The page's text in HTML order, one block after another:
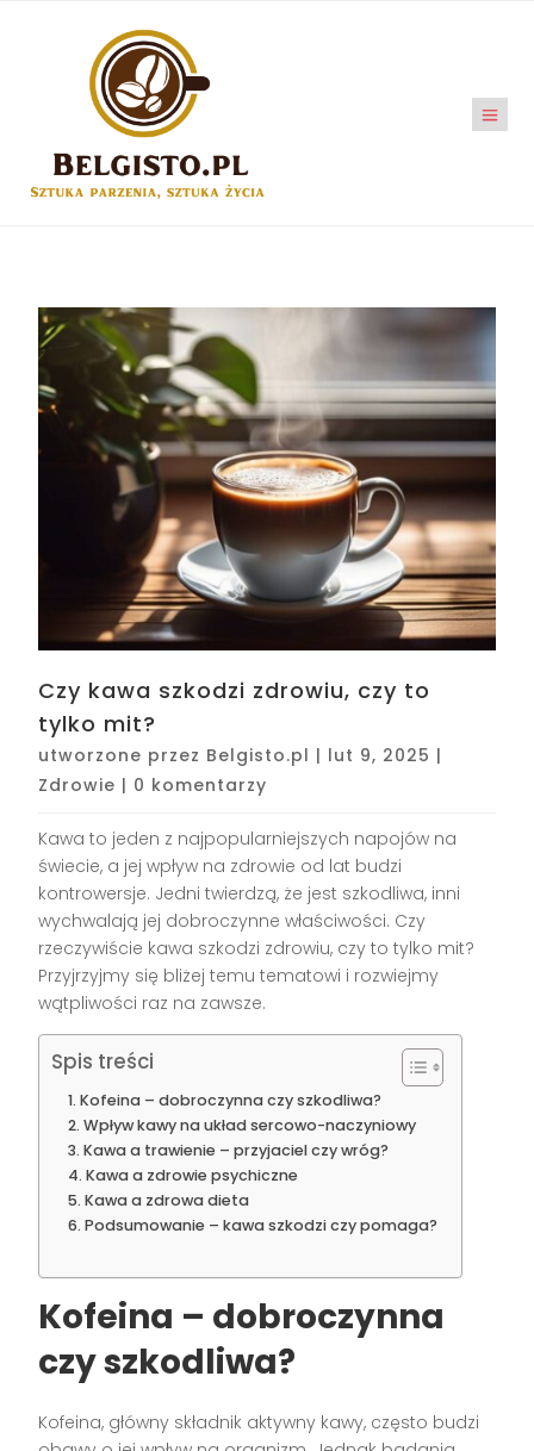
Czy kawa szkodzi zdrowiu, czy to
tylko mit?
utworzone przez Belgisto.pl | lut 9, 2025 |
Zdrowie | 0 komentarzy
Kawa to jeden z najpopularniejszych napojów na
świecie, a jej wpływ na zdrowie od lat budzi
kontrowersje. Jedni twierdzą, że jest szkodliwa, inni
wychwalają jej dobroczynne właściwości. Czy
rzeczywiście kawa szkodzi zdrowiu, czy to tylko mit?
Przyjrzyjmy się bliżej temu tematowi i rozwiejmy
wątpliwości raz na zawsze.
Spis treści
Kofeina – dobroczynna czy szkodliwa?
Wpływ kawy na układ sercowo-naczyniowy
Kawa a trawienie – przyjaciel czy wróg?
Kawa a zdrowie psychiczne
Kawa a zdrowa dieta
Podsumowanie – kawa szkodzi czy pomaga?
Kofeina – dobroczynna
czy szkodliwa?
Kofeina, główny składnik aktywny kawy, często budzi